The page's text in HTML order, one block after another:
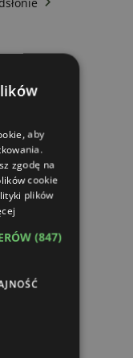
aby
zgodę na
cookie
plików
(847)